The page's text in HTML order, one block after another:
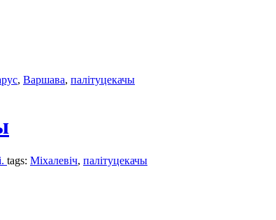
, Варшава, палітуцекачы
tags: Міхалевіч, палітуцекачы